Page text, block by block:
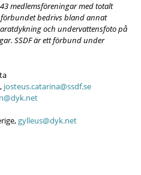
medlemsföreningar med totalt
förbundet bedrivs bland annat
och undervattensfoto på
SSDF är ett förbund under
josteus.catarina@ssdf.se
gylleus@dyk.net